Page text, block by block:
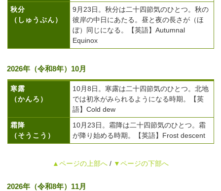
秋分
（しゅうぶん）
9月23日。秋分は二十四節気のひとつ。秋の
彼岸の中日にあたる。昼と夜の長さが（ほ
ぼ）同じになる。【英語】Autumnal
Equinox
2026年（令和8年）10月
寒露
（かんろ）
10月8日。寒露は二十四節気のひとつ。北地
では初氷がみられるようになる時期。【英
語】Cold dew
霜降
（そうこう）
10月23日。霜降は二十四節気のひとつ。霜
が降り始める時期。【英語】Frost descent
▲ページの上部へ / ▼ページの下部へ
2026年（令和8年）11月